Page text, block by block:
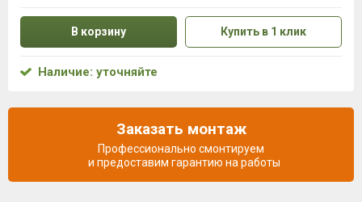
В корзину Купить в 1 клик
Наличие: уточняйте
Заказать монтаж
Профессионально смонтируем
и предоставим гарантию на работы